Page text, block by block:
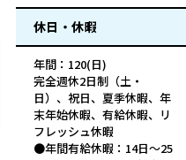
休日・休暇
年間：120(日)
完全週休2日制（土・
日）、祝日、夏季休暇、年
末年始休暇、有給休暇、リ
フレッシュ休暇
●年間有給休暇：14日～25